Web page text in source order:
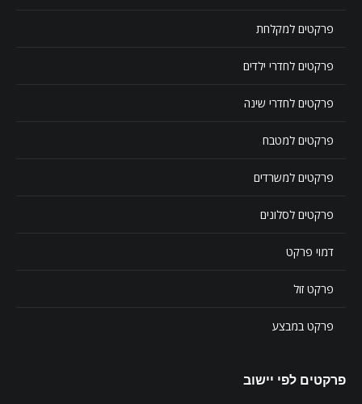
פרקטים למקלחת
פרקטים לחדרי ילדים
פרקטים לחדרי שינה
פרקטים למטבח
פרקטים למשרדים
פרקטים לסלונים
דמוי פרקט
פרקט זול
פרקט במבצע
פרקטים לפי יישוב